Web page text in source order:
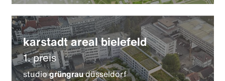
karstadt areal bielefeld
1. preis
studiogrüngraudüsseldorf